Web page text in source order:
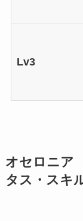
Lv3
オセロニア
タス・スキ